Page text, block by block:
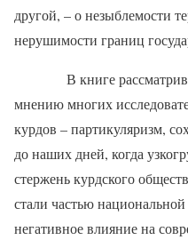
другой, – о незыблемости
нерушимости границ
В книге
мнению многих
курдов – партикуляризм,
до наших дней, когда
стержень курдского
стали частью
негативное влияние на